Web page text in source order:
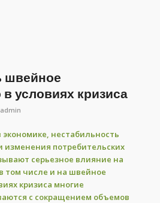
швейное
условиях кризиса
admin
нестабильность
потребительских
серьезное влияние на
том числе и на швейное
кризиса многие
с сокращением объемов